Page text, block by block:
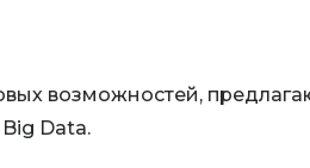
возможностей,
Data.